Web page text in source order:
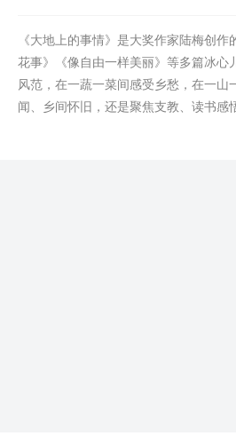
《大地上的事情》是大奖作家陆梅创
花事》《像自由一样美丽》等多篇冰
风范，在一蔬一菜间感受乡愁，在一
闻、乡间怀旧，还是聚焦支教、读书